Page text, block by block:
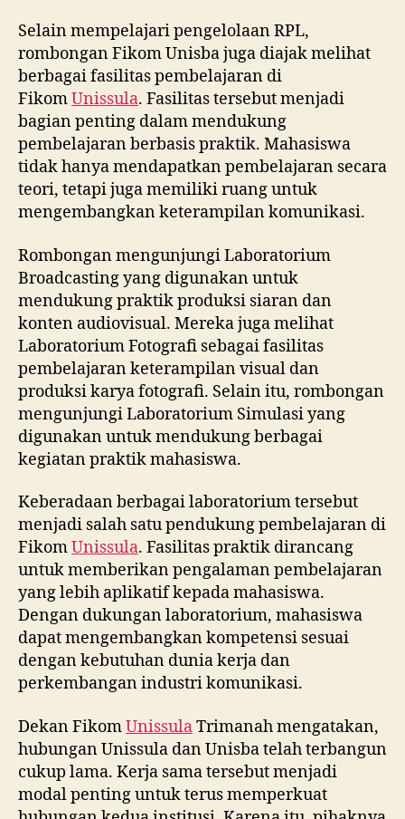
Selain mempelajari pengelolaan RPL,
rombongan Fikom Unisba juga diajak melihat
berbagai fasilitas pembelajaran di
FikomUnissula. Fasilitas tersebut menjadi
bagian penting dalam mendukung
pembelajaran berbasis praktik. Mahasiswa
tidak hanya mendapatkan pembelajaran secara
teori, tetapi juga memiliki ruang untuk
mengembangkan keterampilan komunikasi.
Rombongan mengunjungi Laboratorium
Broadcasting yang digunakan untuk
mendukung praktik produksi siaran dan
konten audiovisual. Mereka juga melihat
Laboratorium Fotografi sebagai fasilitas
pembelajaran keterampilan visual dan
produksi karya fotografi. Selain itu, rombongan
mengunjungi Laboratorium Simulasi yang
digunakan untuk mendukung berbagai
kegiatan praktik mahasiswa.
Keberadaan berbagai laboratorium tersebut
menjadi salah satu pendukung pembelajaran di
FikomUnissula. Fasilitas praktik dirancang
untuk memberikan pengalaman pembelajaran
yang lebih aplikatif kepada mahasiswa.
Dengan dukungan laboratorium, mahasiswa
dapat mengembangkan kompetensi sesuai
dengan kebutuhan dunia kerja dan
perkembangan industri komunikasi.
Dekan FikomUnissulaTrimanah mengatakan,
hubungan Unissula dan Unisba telah terbangun
cukup lama. Kerja sama tersebut menjadi
modal penting untuk terus memperkuat